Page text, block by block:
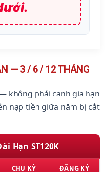
— 3 / 6 / 12 THÁNG
không phải canh gia hạn
nạp tiền giữa năm bị cắt
Hạn ST120K
CHU KỲ ĐĂNG KÝ